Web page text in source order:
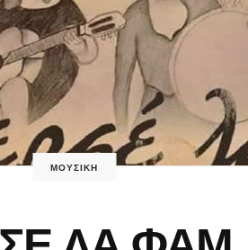
ΜΟΥΣΙΚΗ